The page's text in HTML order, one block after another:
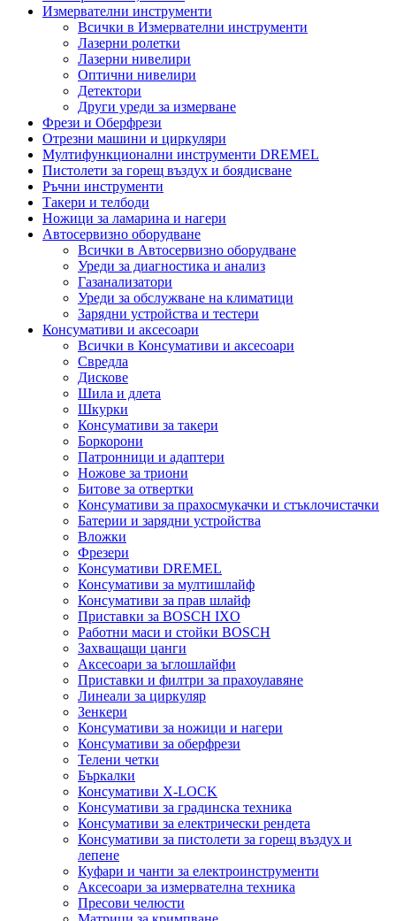
Измервателни инструменти
Всички в Измервателни инструменти
Лазерни ролетки
Лазерни нивелири
Оптични нивелири
Детектори
Други уреди за измерване
Фрези и Оберфрези
Отрезни машини и циркуляри
Мултифункционални инструменти DREMEL
Пистолети за горещ въздух и боядисване
Ръчни инструменти
Такери и телбоди
Ножици за ламарина и нагери
Автосервизно оборудване
Всички в Автосервизно оборудване
Уреди за диагностика и анализ
Газанализатори
Уреди за обслужване на климатици
Зарядни устройства и тестери
Консумативи и аксесоари
Всички в Консумативи и аксесоари
Свредла
Дискове
Шила и длета
Шкурки
Консумативи за такери
Боркорони
Патронници и адаптери
Ножове за триони
Битове за отвертки
Консумативи за прахосмукачки и стъклочистачки
Батерии и зарядни устройства
Вложки
Фрезери
Консумативи DREMEL
Консумативи за мултишлайф
Консумативи за прав шлайф
Приставки за BOSCH IXO
Работни маси и стойки BOSCH
Захващащи цанги
Аксесоари за ъглошлайфи
Приставки и филтри за прахоулавяне
Линеали за циркуляр
Зенкери
Консумативи за ножици и нагери
Консумативи за оберфрези
Телени четки
Бъркалки
Консумативи X-LOCK
Консумативи за градинска техника
Консумативи за електрически рендета
Консумативи за пистолети за горещ въздух и
лепене
Куфари и чанти за електроинструменти
Аксесоари за измервателна техника
Пресови челюсти